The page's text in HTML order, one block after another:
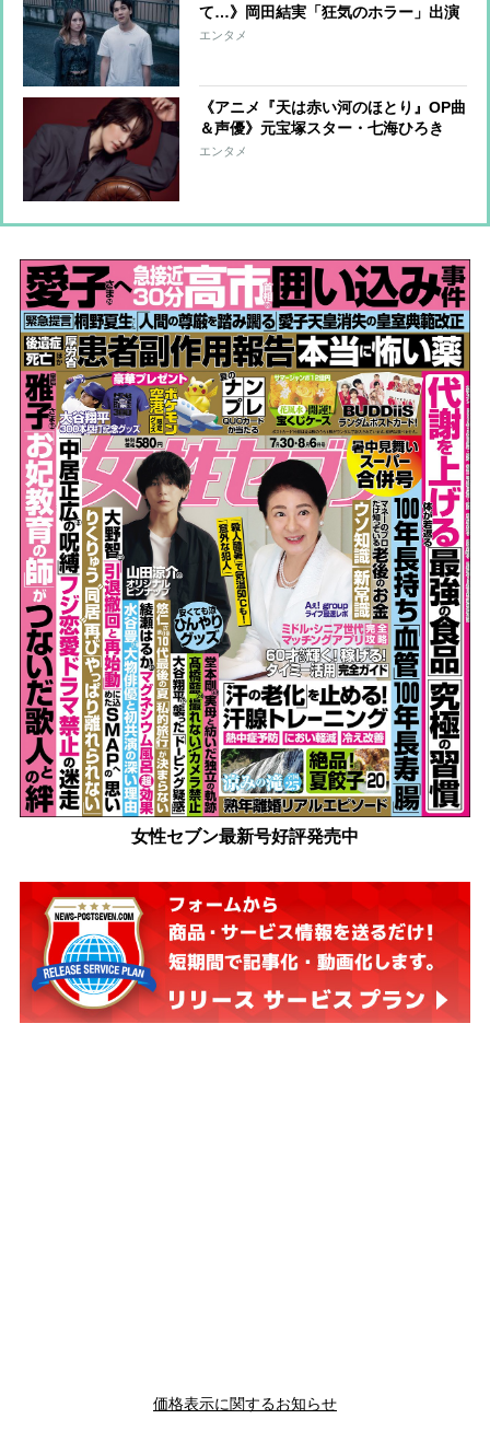
て…》岡田結実「狂気のホラー」出演
で見えた「理想の女性像」【インタビ
エンタメ
《アニメ『天は赤い河のほとり』OP曲
＆声優》元宝塚スター・七海ひろき
「きっと主人公のユーリの生き方に感
エンタメ
女性セブン最新号好評発売中
価格表示に関するお知らせ